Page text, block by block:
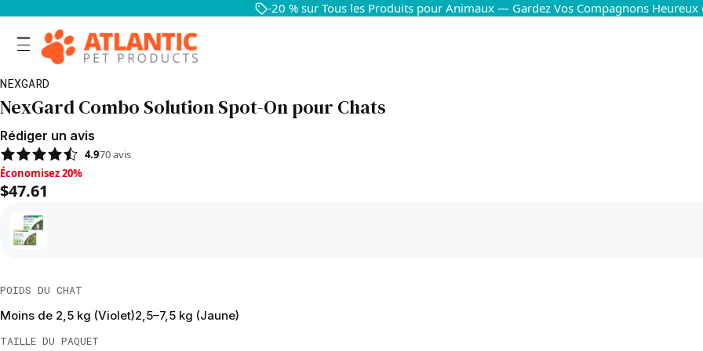
-20 % sur Tous les Produits pour Animaux — Gardez Vos Compagnons Heureux
NEXGARD
NexGard Combo Solution Spot-On pour Chats
Rédiger un avis
4.970avis
Économisez 20%, $47.61
Économisez 20%
$47.61
POIDS DU CHAT
Moins de 2,5 kg (Violet)2,5–7,5 kg (Jaune)
TAILLE DU PAQUET